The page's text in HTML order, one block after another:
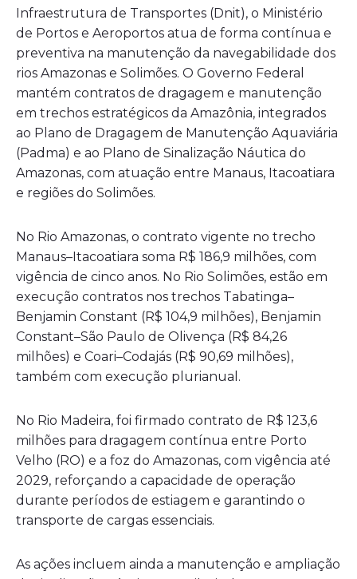
Infraestrutura de Transportes (Dnit), o Ministério
de Portos e Aeroportos atua de forma contínua e
preventiva na manutenção da navegabilidade dos
rios Amazonas e Solimões. O Governo Federal
mantém contratos de dragagem e manutenção
em trechos estratégicos da Amazônia, integrados
ao Plano de Dragagem de Manutenção Aquaviária
(Padma) e ao Plano de Sinalização Náutica do
Amazonas, com atuação entre Manaus, Itacoatiara
e regiões do Solimões.
No Rio Amazonas, o contrato vigente no trecho
Manaus–Itacoatiara soma R$ 186,9 milhões, com
vigência de cinco anos. No Rio Solimões, estão em
execução contratos nos trechos Tabatinga–
Benjamin Constant (R$ 104,9 milhões), Benjamin
Constant–São Paulo de Olivença (R$ 84,26
milhões) e Coari–Codajás (R$ 90,69 milhões),
também com execução plurianual.
No Rio Madeira, foi firmado contrato de R$ 123,6
milhões para dragagem contínua entre Porto
Velho (RO) e a foz do Amazonas, com vigência até
2029, reforçando a capacidade de operação
durante períodos de estiagem e garantindo o
transporte de cargas essenciais.
As ações incluem ainda a manutenção e ampliação